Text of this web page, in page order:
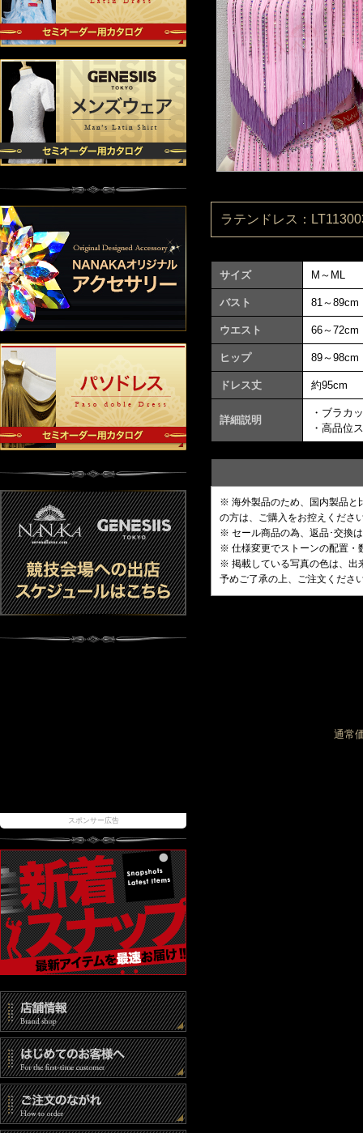
スポンサー広告
ラテンドレス：
サイズ M～ML
バスト 81～89cm
ウエスト 66～72cm
ヒップ 89～98cm
ドレス丈 約95cm
詳細説明
・ブラカ
・高品位
※ 海外製品のため、国内製品と
の方は、ご購入をお控えくださ
※ セール商品の為、返品･交換
※ 仕様変更でストーンの配置・
※ 掲載している写真の色は、出
予めご了承の上、ご注文くださ
通常